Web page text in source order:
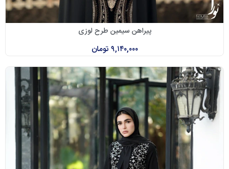
پیراهن سیمین طرح لوزی
۹,۱۴۰,۰۰۰ تومان